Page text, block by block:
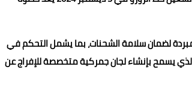
لضمان سلامة الشحنات، بما يشمل التحكم في
والرطوبة، وإدراج ميناء دمياط ضمن القرار الوزاري رقم 682 لسنة 2007، الذي يسمح بإنشاء لجان جمركية متخصصة للإفراج عن